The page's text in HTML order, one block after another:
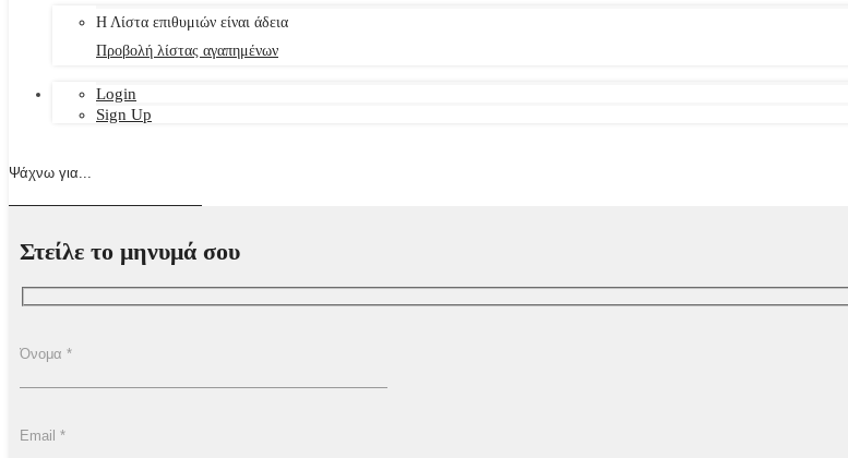
Η Λίστα επιθυμιών είναι άδεια
Προβολή λίστας αγαπημένων
Login
Sign Up
Στείλε το μηνυμά σου